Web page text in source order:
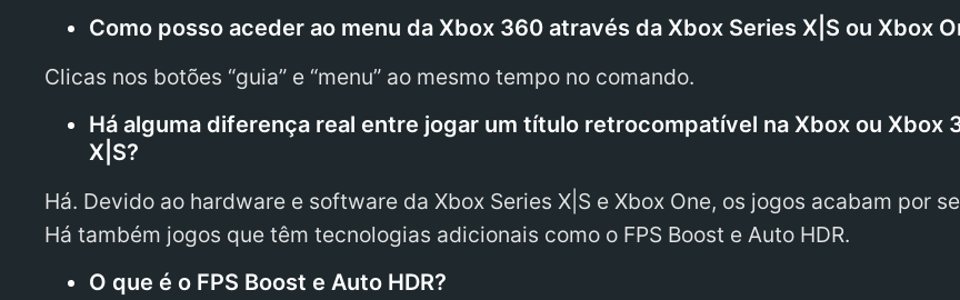
Como posso aceder ao menu da Xbox 360 através da Xbox Series X|S ou Xbox
Clicas nos botões “guia” e “menu” ao mesmo tempo no comando.
Há alguma diferença real entre jogar um título retrocompatível na Xbox ou Xbox
X|S?
Há. Devido ao hardware e software da Xbox Series X|S e Xbox One, os jogos acabam por
Há também jogos que têm tecnologias adicionais como o FPS Boost e Auto HDR.
O que é o FPS Boost e Auto HDR?